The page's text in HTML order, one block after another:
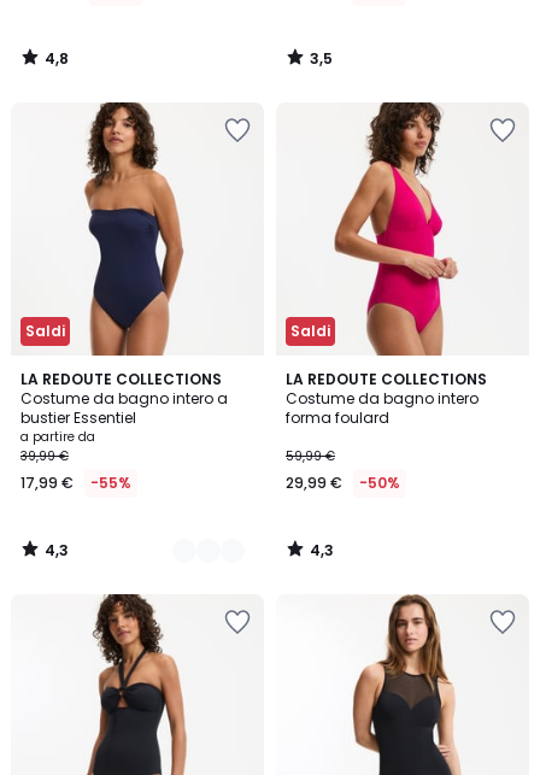
4,8
/
3,5
/
Saldi
LA REDOUTE COLLECTIONS
Costume da bagno intero a
bustier Essentiel
a partire da
39,99 €
17,99 € -55%
4,3
/ 5
3
Colori
4,3
/
Saldi
LA REDOUTE COLLECTIONS
Costume da bagno intero
forma foulard
59,99 €
29,99 € -50%
4,3
/ 5
4,3
/